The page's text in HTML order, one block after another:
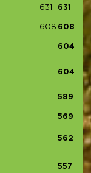
631 631
608 608
604
604
589
569
562
557